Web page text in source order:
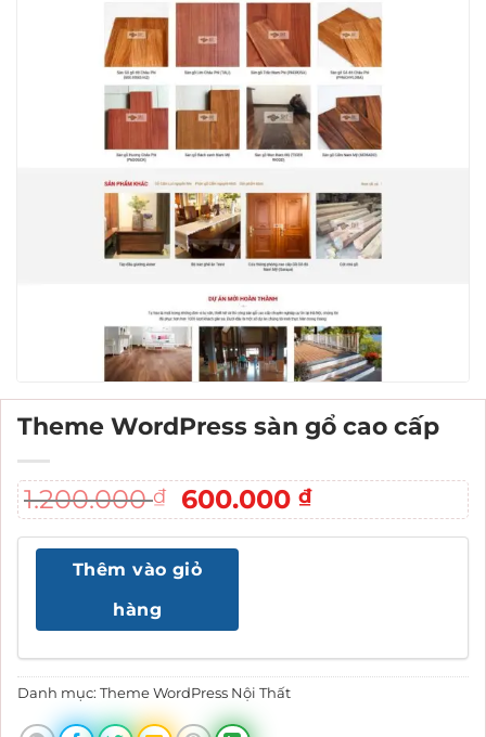
Theme WordPress sàn gổ cao cấp
1.200.000₫
Giá
gốc
là:
1.200.000 ₫.
600.000₫Giá
hiện
Thêm vào giỏ
hàng
Danh mục: Theme WordPress Nội Thất